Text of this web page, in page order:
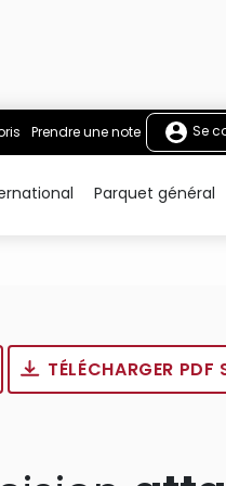
Prendre une note Se
Parquet général
TÉLÉCHARGER PDF